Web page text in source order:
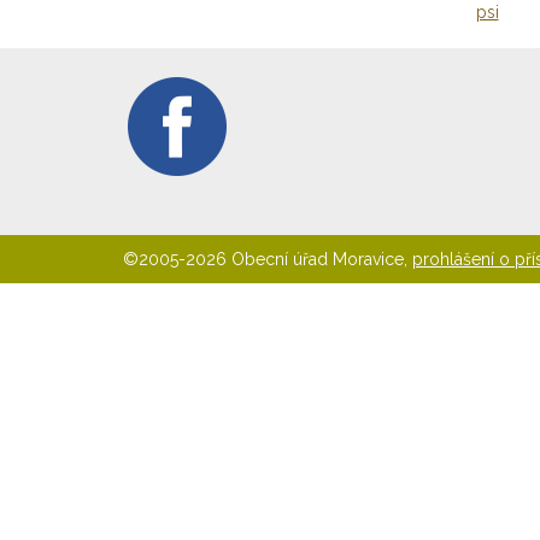
psi
©2005-2026 Obecní úřad Moravice, prohlášení o